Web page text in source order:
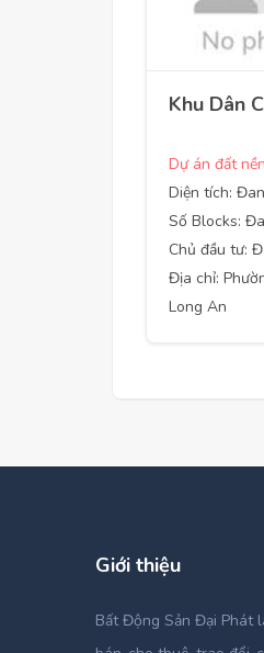
Khu Dân
Dự án đất nền
Diện tích:
Số Blocks:
Chủ đầu tư:
Địa chỉ:
Long An
Giới thiệu
Bất Động Sản Đại Phát